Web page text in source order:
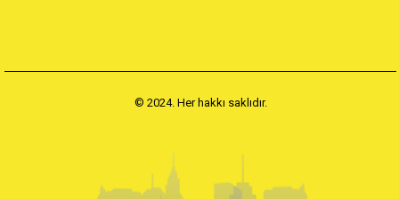
© 2024. Her hakkı saklıdır.